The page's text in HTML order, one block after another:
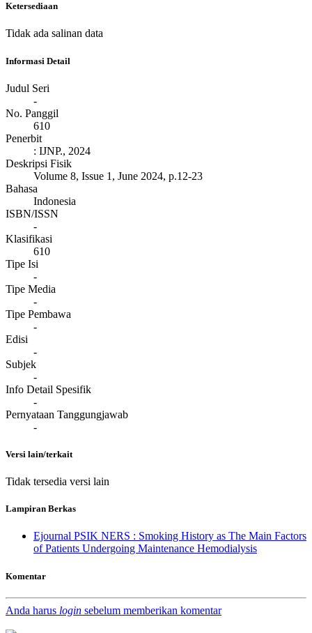
Ketersediaan
Tidak ada salinan data
Informasi Detail
Judul Seri
-
No. Panggil
610
Penerbit
: IJNP., 2024
Deskripsi Fisik
Volume 8, Issue 1, June 2024, p.12-23
Bahasa
Indonesia
ISBN/ISSN
-
Klasifikasi
610
Tipe Isi
-
Tipe Media
-
Tipe Pembawa
-
Edisi
-
Subjek
-
Info Detail Spesifik
-
Pernyataan Tanggungjawab
-
Versi lain/terkait
Tidak tersedia versi lain
Lampiran Berkas
Ejournal PSIK NERS : Smoking History as The Main Factors
of Patients Undergoing Maintenance Hemodialysis
Komentar
Anda harus login sebelum memberikan komentar